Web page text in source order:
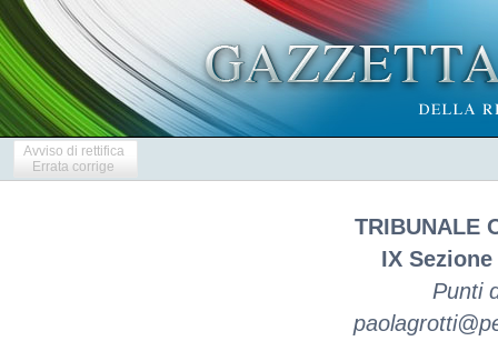
Avviso di rettifica
Errata corrige
TRIBUNALE
IX
Punti